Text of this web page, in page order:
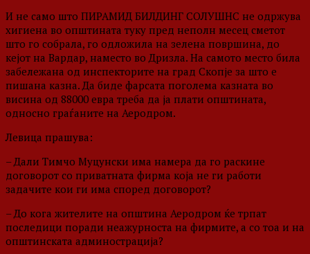
И не само што ПИРАМИД БИЛДИНГ СОЛУШНС не одржува
хигиена во општината туку пред неполн месец сметот
што го собрала, го одложила на зелена површина, до
кејот на Вардар, наместо во Дризла. На самото место била
забележана од инспекторите на град Скопје за што е
пишана казна. Да биде фарсата поголема казната во
висина од 88000 евра треба да ја плати општината,
односно граѓаните на Аеродром.
Левица прашува:
– Дали Тимчо Муцунски има намера да го раскине
договорот со приватната фирма која не ги работи
задачите кои ги има според договорот?
– До кога жителите на општина Аеродром ќе трпат
последици поради неажурноста на фирмите, а со тоа и на
општинската админострација?